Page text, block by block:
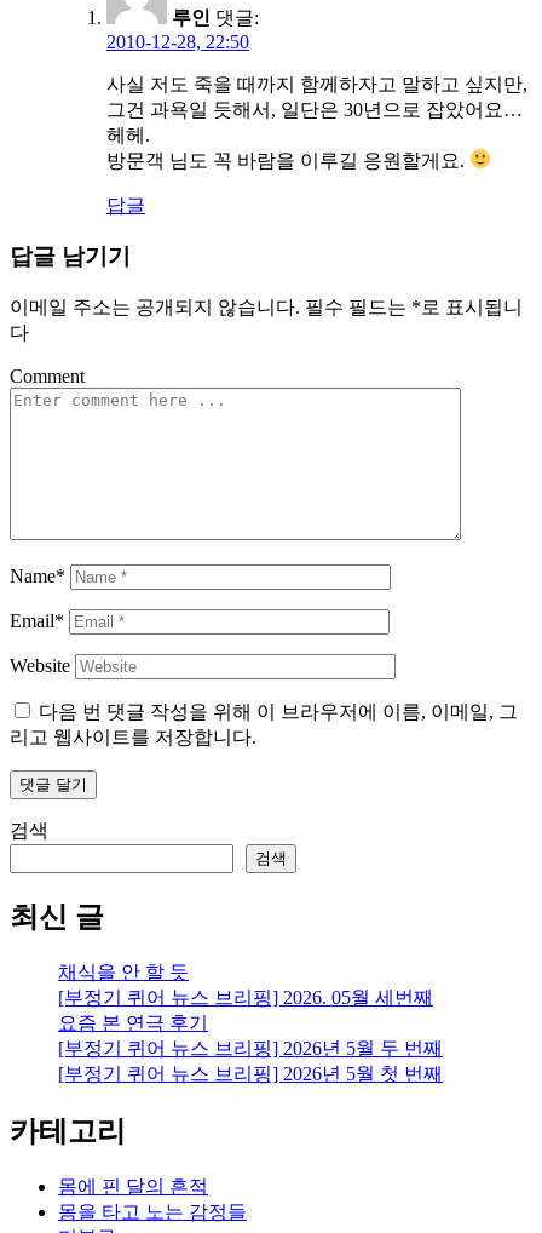
루인 댓글:
2010-12-28, 22:50
사실 저도 죽을 때까지 함께하자고 말하고 싶지만,
그건 과욕일 듯해서, 일단은 30년으로 잡았어요…
헤헤.
방문객 님도 꼭 바람을 이루길 응원할게요.
답글
답글 남기기
이메일 주소는 공개되지 않습니다. 필수 필드는 *로 표시됩니
다
Comment
Name*
Email*
Website
다음 번 댓글 작성을 위해 이 브라우저에 이름, 이메일, 그
리고 웹사이트를 저장합니다.
검색
검색
최신 글
채식을 안 할 듯
[부정기 퀴어 뉴스 브리핑] 2026. 05월 세번째
요즘 본 연극 후기
[부정기 퀴어 뉴스 브리핑] 2026년 5월 두 번째
[부정기 퀴어 뉴스 브리핑] 2026년 5월 첫 번째
카테고리
몸에 핀 달의 흔적
몸을 타고 노는 감정들